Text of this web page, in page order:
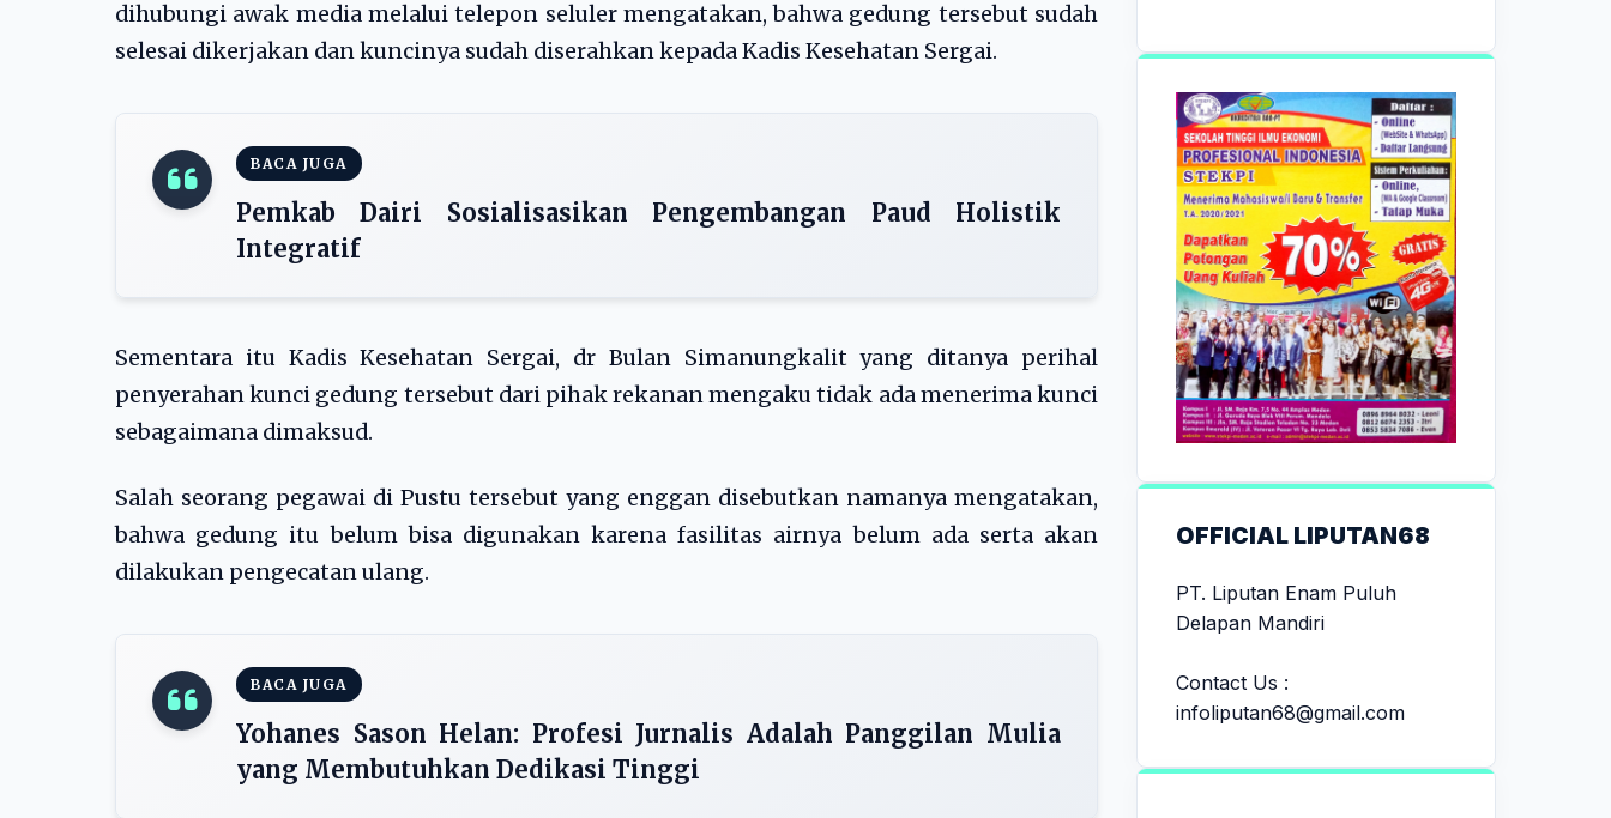
dihubungi awak media melalui telepon seluler mengatakan, bahwa gedung tersebut sudah
selesai dikerjakan dan kuncinya sudah diserahkan kepada Kadis Kesehatan Sergai.
BACA JUGA
Pemkab Dairi Sosialisasikan Pengembangan Paud Holistik
Integratif
Sementara itu Kadis Kesehatan Sergai, dr Bulan Simanungkalit yang ditanya perihal
penyerahan kunci gedung tersebut dari pihak rekanan mengaku tidak ada menerima kunci
sebagaimana dimaksud.
Salah seorang pegawai di Pustu tersebut yang enggan disebutkan namanya mengatakan,
bahwa gedung itu belum bisa digunakan karena fasilitas airnya belum ada serta akan
dilakukan pengecatan ulang.
BACA JUGA
Yohanes Sason Helan: Profesi Jurnalis Adalah Panggilan Mulia
yang Membutuhkan Dedikasi Tinggi
OFFICIAL LIPUTAN68
PT. Liputan Enam Puluh
Delapan Mandiri
Contact Us :
infoliputan68@gmail.com